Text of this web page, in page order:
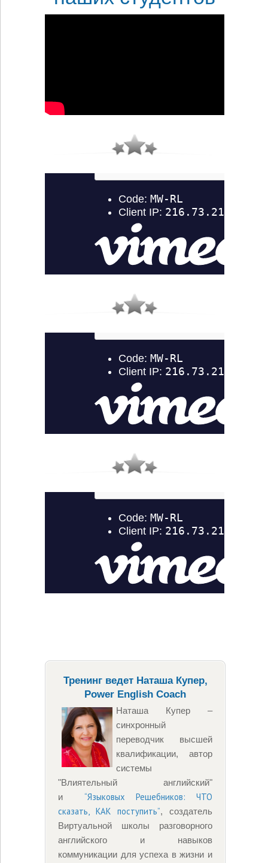
Тренинг ведет Наташа Купер,
Power English Coach
Наташа Купер –
синхронный
переводчик высшей
квалификации, автор
системы
"Влиятельный английский"
и “Языковых Решебников: ЧТО
сказать, КАК поступить”, создатель
Виртуальной школы разговорного
английского и навыков
коммуникации для успеха в жизни и